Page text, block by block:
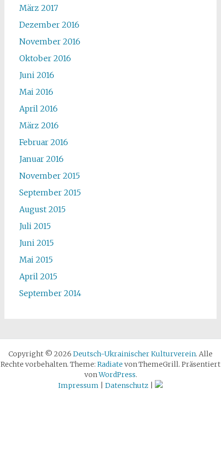
März 2017
Dezember 2016
November 2016
Oktober 2016
Juni 2016
Mai 2016
April 2016
März 2016
Februar 2016
Januar 2016
November 2015
September 2015
August 2015
Juli 2015
Juni 2015
Mai 2015
April 2015
September 2014
Copyright © 2026 Deutsch-Ukrainischer Kulturverein. Alle
Rechte vorbehalten. Theme: Radiate von ThemeGrill. Präsentiert
vonWordPress.
Impressum
Datenschutz